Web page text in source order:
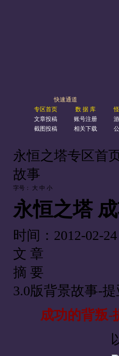
快速通道
专区首页
数 据 库
文章投稿
账号注册
截图投稿
相关下载
永恒之塔专区首
故事
字号： 大 中 小
永恒之塔
时间：2012-02-24
文 章
摘 要
3.0版背景故事-提
成功的背叛-